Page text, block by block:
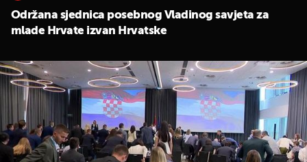
Održana sjednica posebnog Vladinog savjeta za
mlade Hrvate izvan Hrvatske